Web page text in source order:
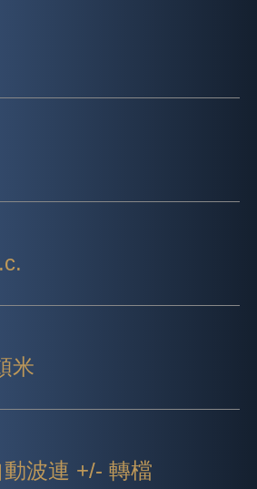
米
波連 +/- 轉檔